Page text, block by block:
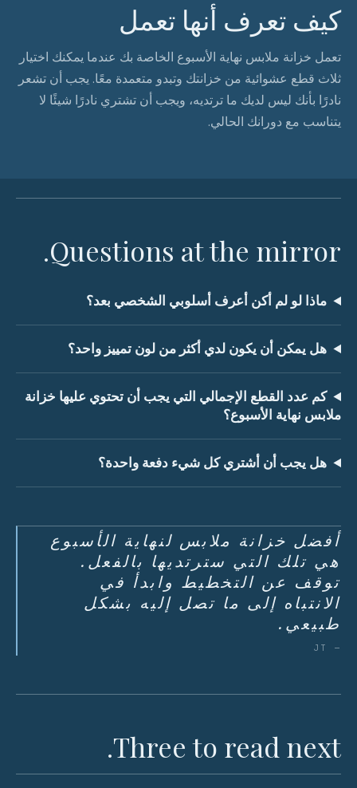
كيف تعرف أنها تعمل
تعمل خزانة ملابس نهاية الأسبوع الخاصة بك عندما يمكنك اختيار
ثلاث قطع عشوائية من خزانتك وتبدو متعمدة معًا. يجب أن تشعر
نادرًا بأنك ليس لديك ما ترتديه، ويجب أن تشتري نادرًا شيئًا لا
يتناسب مع دورانك الحالي.
Questions at the mirror.
ماذا لو لم أكن أعرف أسلوبي الشخصي بعد؟
هل يمكن أن يكون لدي أكثر من لون تمييز واحد؟
كم عدد القطع الإجمالي التي يجب أن تحتوي عليها خزانة
ملابس نهاية الأسبوع؟
هل يجب أن أشتري كل شيء دفعة واحدة؟
أفضل خزانة ملابس لنهاية الأسبوع
هي تلك التي سترتديها بالفعل.
توقف عن التخطيط وابدأ في
الانتباه إلى ما تصل إليه بشكل
طبيعي.
— JT
Three to read next.